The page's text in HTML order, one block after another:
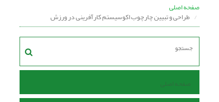
صفحه اصلی
طراحی و تبیین چارچوب اکوسیستم کارآفرینی در ورزش
صفحه اصلی